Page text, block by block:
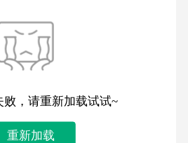
败，请重新加载试试~
重新加载